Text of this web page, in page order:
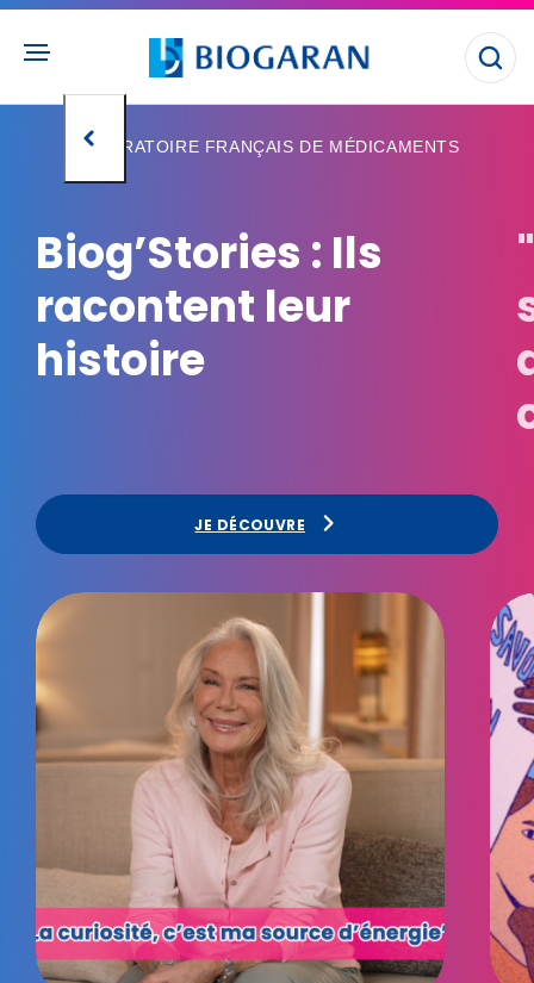
Aller
au
contenu
la
LABORATOIRE FRANÇAIS DE MÉDICAMENTS
Biog’Stories : Ils
racontent leur
histoire
JE DÉCOUVRE